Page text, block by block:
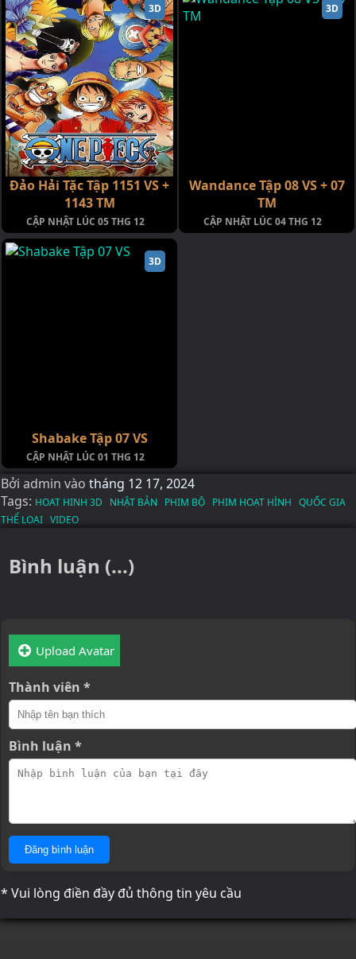
3D
Đảo Hải Tặc Tập 1151 VS +
1143 TM
CẬP NHẬT LÚC 05 THG 12
3D
Wandance Tập 08 VS + 07
TM
CẬP NHẬT LÚC 04 THG 12
3D
Shabake Tập 07 VS
CẬP NHẬT LÚC 01 THG 12
Bởi admin vào tháng 12 17, 2024
Tags: HOAT HINH 3D NHẬT BẢN PHIM BỘ PHIM HOẠT HÌNH QUỐC GIA
THỂ LOẠI VIDEO
Bình luận (...)
Upload Avatar
Thành viên *
Bình luận *
Đăng bình luận
* Vui lòng điền đầy đủ thông tin yêu cầu